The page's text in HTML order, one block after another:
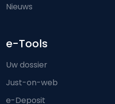
Nieuws
e-Tools
Uw dossier
Just-on-web
e-Deposit